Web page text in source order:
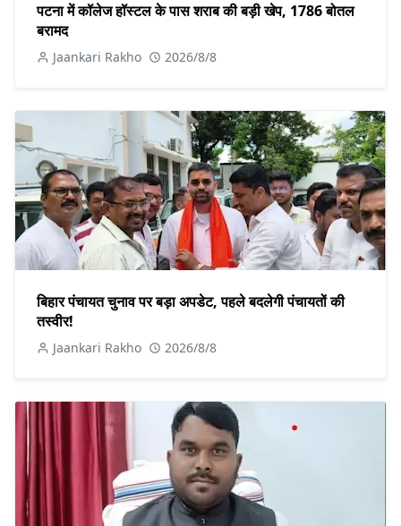
पटना में कॉलेज हॉस्टल के पास शराब की बड़ी खेप, 1786 बोतल
बरामद
Jaankari Rakho 2026/8/8
बिहार पंचायत चुनाव पर बड़ा अपडेट, पहले बदलेगी पंचायतों की
तस्वीर!
Jaankari Rakho 2026/8/8